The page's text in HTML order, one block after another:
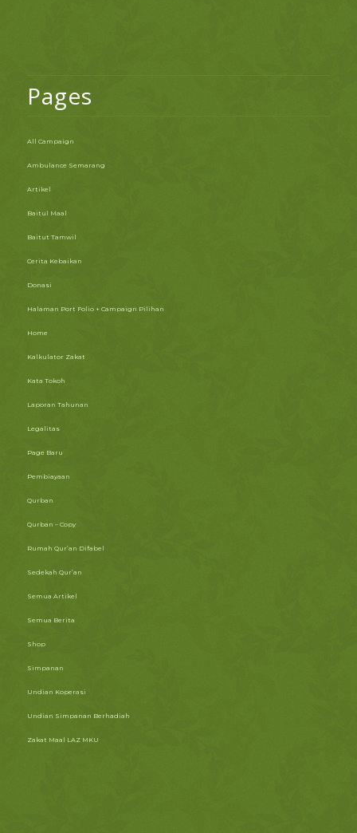
Pages
All Campaign
Ambulance Semarang
Artikel
Baitul Maal
Baitut Tamwil
Cerita Kebaikan
Donasi
Halaman Port Folio + Campaign Pilihan
Home
Kalkulator Zakat
Kata Tokoh
Laporan Tahunan
Legalitas
Page Baru
Pembiayaan
Qurban
Qurban – Copy
Rumah Qur’an Difabel
Sedekah Qur’an
Semua Artikel
Semua Berita
Shop
Simpanan
Undian Koperasi
Undian Simpanan Berhadiah
Zakat Maal LAZ MKU